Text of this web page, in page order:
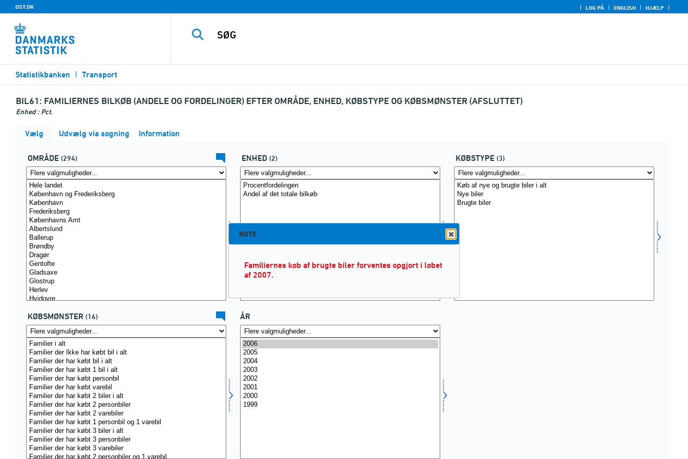
DST.DK LOG PÅ ENGLISH HJÆLP
Statistikbanken Transport
BIL61: FAMILIERNES BILKØB (ANDELE OG FORDELINGER) EFTER OMRÅDE, ENHED, KØBSTYPE OG KØBSMØNSTER (AFSLUTTET)
Enhed : Pct.
Vælg Udvælg via søgning Information
OMRÅDE (294) ENHED (2) KØBSTYPE (3)
KØBSMØNSTER (16) ÅR
NOTE
Familiernes køb af brugte biler forventes opgjort i løbet
af 2007.